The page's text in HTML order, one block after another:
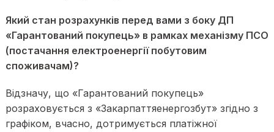
Який стан розрахунків перед вами з боку ДП
«Гарантований покупець» в рамках механізму ПСО
(постачання електроенергії побутовим
споживачам)?
Відзначу, що «Гарантований покупець»
розраховується з «Закарпаттяенергозбут» згідно з
графіком, вчасно, дотримується платіжної